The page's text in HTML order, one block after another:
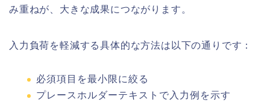
み重ねが、大きな成果につながります。
入力負荷を軽減する具体的な方法は以下の通りです：
必須項目を最小限に絞る
プレースホルダーテキストで入力例を示す